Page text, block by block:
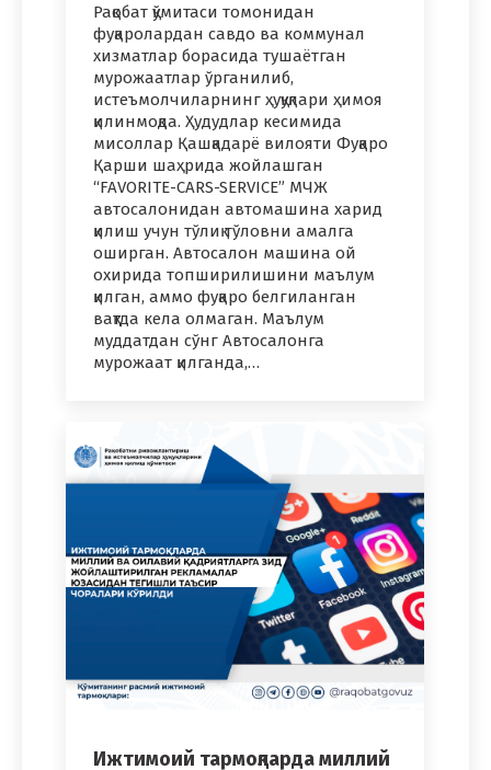
Рақобат қўмитаси томонидан
фуқаролардан савдо ва коммунал
хизматлар борасида тушаётган
мурожаатлар ўрганилиб,
истеъмолчиларнинг ҳуқуқлари ҳимоя
қилинмоқда. Ҳудудлар кесимида
мисоллар Қашқадарё вилояти Фуқаро
Қарши шаҳрида жойлашган
“FAVORITE-CARS-SERVICE” МЧЖ
автосалонидан автомашина харид
қилиш учун тўлиқ тўловни амалга
оширган. Автосалон машина ой
охирида топширилишини маълум
қилган, аммо фуқаро белгиланган
вақтда кела олмаган. Маълум
муддатдан сўнг Автосалонга
мурожаат қилганда,…
Ижтимоий тармоқларда миллий